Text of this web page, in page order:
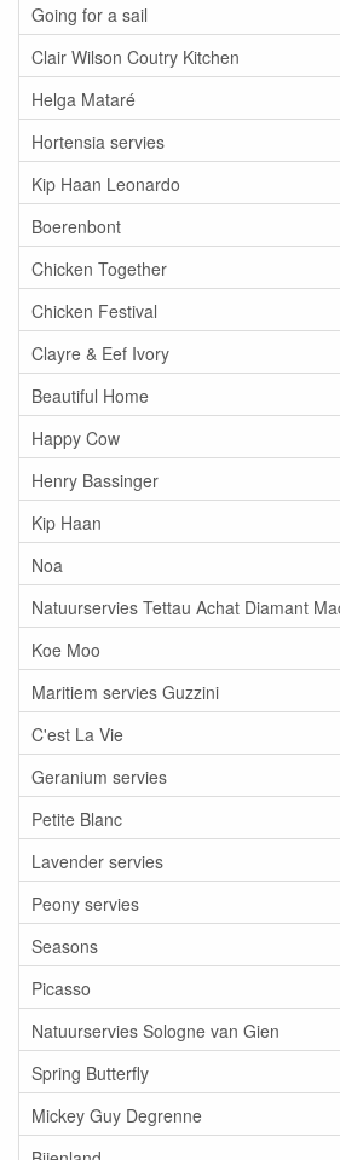
Going for a sail
Clair Wilson Coutry Kitchen
Helga Mataré
Hortensia servies
Kip Haan Leonardo
Boerenbont
Chicken Together
Chicken Festival
Clayre & Eef Ivory
Beautiful Home
Happy Cow
Henry Bassinger
Kip Haan
Noa
Natuurservies Tettau Achat Diamant
Koe Moo
Maritiem servies Guzzini
C'est La Vie
Geranium servies
Petite Blanc
Lavender servies
Peony servies
Seasons
Picasso
Natuurservies Sologne van Gien
Spring Butterfly
Mickey Guy Degrenne